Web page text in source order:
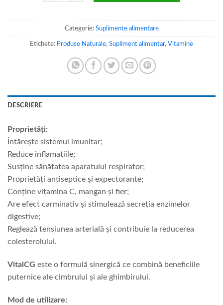
Categorie: Suplimente alimentare
Etichete: Produse Naturale, Supliment alimentar, Vitamine
DESCRIERE
Proprietăți:
Întărește sistemul imunitar;
Reduce inflamațiile;
Susține sănătatea aparatului respirator;
Proprietăți antiseptice și expectorante;
Conține vitamina C, mangan și fier;
Are efect carminativ și stimulează secreția enzimelor
digestive;
Reglează tensiunea arterială și contribuie la reducerea
colesterolului.
VitalCG este o formulă sinergică ce combină beneficiile
puternice ale cimbrului și ale ghimbirului.
Mod de utilizare: